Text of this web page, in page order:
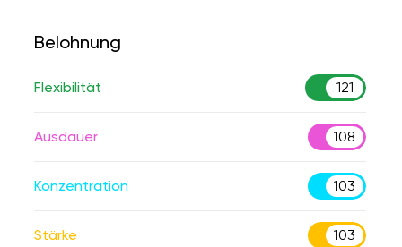
Belohnung
Flexibilität 121
Ausdauer 108
Konzentration 103
Stärke 103